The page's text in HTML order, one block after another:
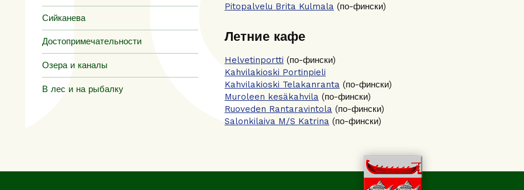
Сийканева
Достопримечательности
Озера и каналы
В лес и на рыбалку
Pitopalvelu Brita Kulmala (по-фински)
Летние кафе
Helvetinportti (по-фински)
Kahvilakioski Portinpieli
Kahvilakioski Telakanranta (по-фински)
Muroleen kesäkahvila (по-фински)
Ruoveden Rantaravintola (по-фински)
Salonkilaiva M/S Katrina (по-фински)